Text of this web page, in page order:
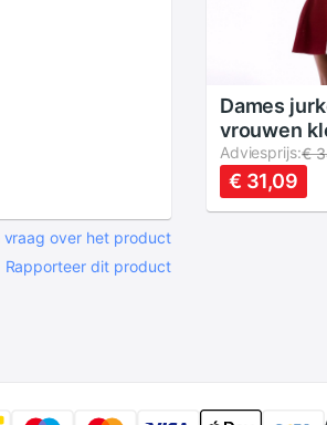
vraag over het product
Rapporteer dit product
Dames
vrouwen
zonnejurk
cami jurk
gebreide
Adviesprijs:€
€ 31,09